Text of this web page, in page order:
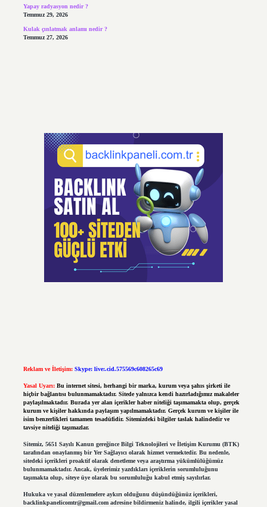
Yapay radyasyon nedir ?
Temmuz 29, 2026
Kulak çınlatmak anlamı nedir ?
Temmuz 27, 2026
Reklam ve İletişim: Skype: live:.cid.575569c608265c69
Yasal Uyarı: Bu internet sitesi, herhangi bir marka, kurum veya şahıs şirketi ile
hiçbir bağlantısı bulunmamaktadır. Sitede yalnızca kendi hazırladığımız makaleler
paylaşılmaktadır. Burada yer alan içerikler haber niteliği taşımamakta olup, gerçek
kurum ve kişiler hakkında paylaşım yapılmamaktadır. Gerçek kurum ve kişiler ile
isim benzerlikleri tamamen tesadüfidir. Sitemizdeki bilgiler taslak halindedir ve
tavsiye niteliği taşımazlar.
Sitemiz, 5651 Sayılı Kanun gereğince Bilgi Teknolojileri ve İletişim Kurumu (BTK)
tarafından onaylanmış bir Yer Sağlayıcı olarak hizmet vermektedir. Bu nedenle,
sitedeki içerikleri proaktif olarak denetleme veya araştırma yükümlülüğümüz
bulunmamaktadır. Ancak, üyelerimiz yazdıkları içeriklerin sorumluluğunu
taşımakta olup, siteye üye olarak bu sorumluluğu kabul etmiş sayılırlar.
Hukuka ve yasal düzenlemelere aykırı olduğunu düşündüğünüz içerikleri,
backlinkpanelicomtr@gmail.comadresine bildirmeniz halinde, ilgili içerikler yasal